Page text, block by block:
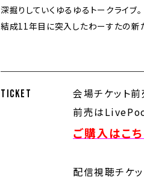
深掘りしていくゆるゆるトークライブ。
結成11年目に突入したわーすたの新
TICKET
会場チケット前
前売は
ご購入はこ
配信視聴チケ